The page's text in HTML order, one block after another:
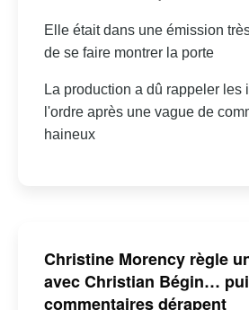
Elle était dans une émission
de se faire montrer la porte
La production a dû rappeler les
l'ordre après une vague de
haineux
Christine Morency règle
avec Christian Bégin…
commentaires dérapent